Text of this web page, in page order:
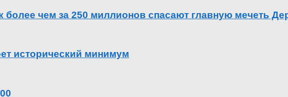
более чем за 250 миллионов спасают главную мечеть
исторический минимум